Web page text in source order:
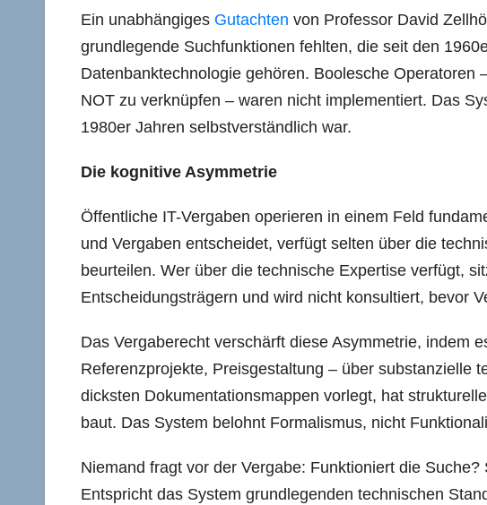
Ein unabhängiges Gutachten von Professor David
grundlegende Suchfunktionen fehlten, die seit den
Datenbanktechnologie gehören. Boolesche Operatoren
NOT zu verknüpfen – waren nicht implementiert. Das
1980er Jahren selbstverständlich war.
Die kognitive Asymmetrie
Öffentliche IT-Vergaben operieren in einem Feld
und Vergaben entscheidet, verfügt selten über die
beurteilen. Wer über die technische Expertise verfügt,
Entscheidungsträgern und wird nicht konsultiert, bevor
Das Vergaberecht verschärft diese Asymmetrie, indem
Referenzprojekte, Preisgestaltung – über substanzielle
dicksten Dokumentationsmappen vorlegt, hat
baut. Das System belohnt Formalismus, nicht
Niemand fragt vor der Vergabe: Funktioniert die
Entspricht das System grundlegenden technischen